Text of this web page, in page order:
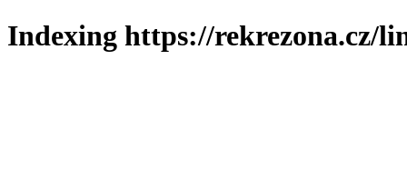
Indexing https://rekrezona.cz/